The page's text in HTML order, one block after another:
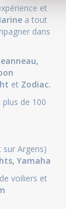
et
a tout
dans
,
et Zodiac.
de 100
sur Argens)
Yamaha
voiliers et